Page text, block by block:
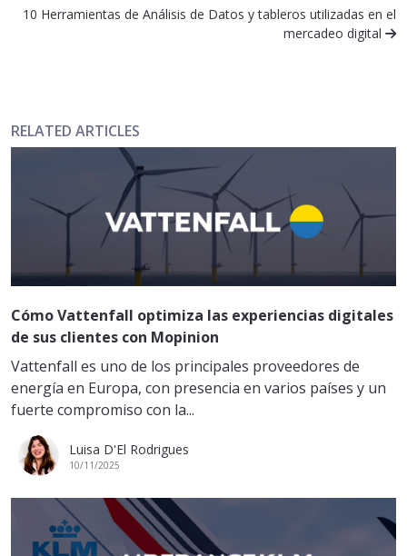
10 Herramientas de Análisis de Datos y tableros utilizadas en el
mercadeo digital
RELATED ARTICLES
Cómo Vattenfall optimiza las experiencias digitales
de sus clientes con Mopinion
Vattenfall es uno de los principales proveedores de
energía en Europa, con presencia en varios países y un
fuerte compromiso con la...
Luisa D'El Rodrigues
10/11/2025